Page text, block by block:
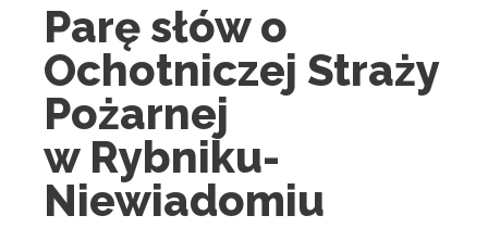
Parę słów o
Ochotniczej Straży
Pożarnej
w Rybniku-
Niewiadomiu